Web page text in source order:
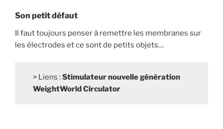
Son petit défaut
Il faut toujours penser à remettre les membranes sur
les électrodes et ce sont de petits objets…
> Liens :Stimulateur nouvelle génération
WeightWorld Circulator